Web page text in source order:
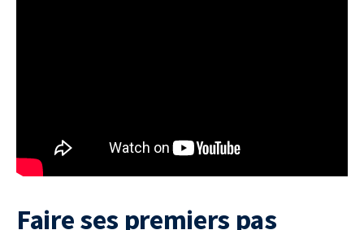
Faire ses premiers pas